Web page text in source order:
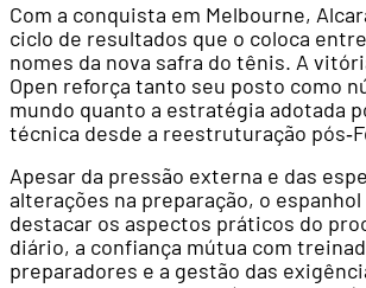
Com a conquista em Melbourne,
ciclo de resultados que o coloca
nomes da nova safra do tênis. A
Open reforça tanto seu posto como
mundo quanto a estratégia adotada
técnica desde a reestruturação
Apesar da pressão externa e das
alterações na preparação, o
destacar os aspectos práticos do
diário, a confiança mútua com
preparadores e a gestão das